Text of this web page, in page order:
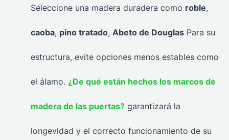
Seleccione una madera duradera como roble,
caoba, pino tratado, Abeto de Douglas Para su
estructura, evite opciones menos estables como
el álamo. ¿De qué están hechos los marcos de
madera de las puertas? garantizará la
longevidad y el correcto funcionamiento de su